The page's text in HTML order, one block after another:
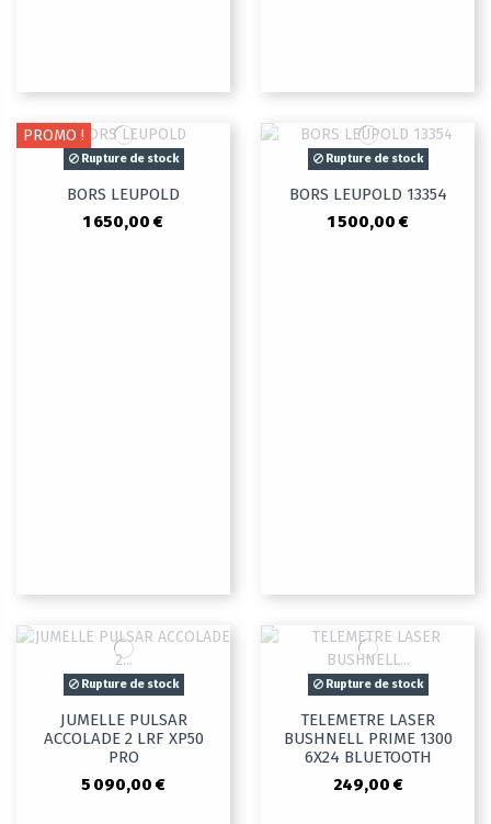
PROMO !
Rupture de stock
BORS LEUPOLD
1 650,00 €
Rupture de stock
BORS LEUPOLD 13354
1 500,00 €
Rupture de stock
JUMELLE PULSAR
ACCOLADE 2 LRF XP50
PRO
5 090,00 €
Rupture de stock
TELEMETRE LASER
BUSHNELL PRIME 1300
6X24 BLUETOOTH
249,00 €